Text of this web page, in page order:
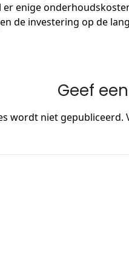
enige
de investering op de
Geef
wordt niet gepubliceerd.